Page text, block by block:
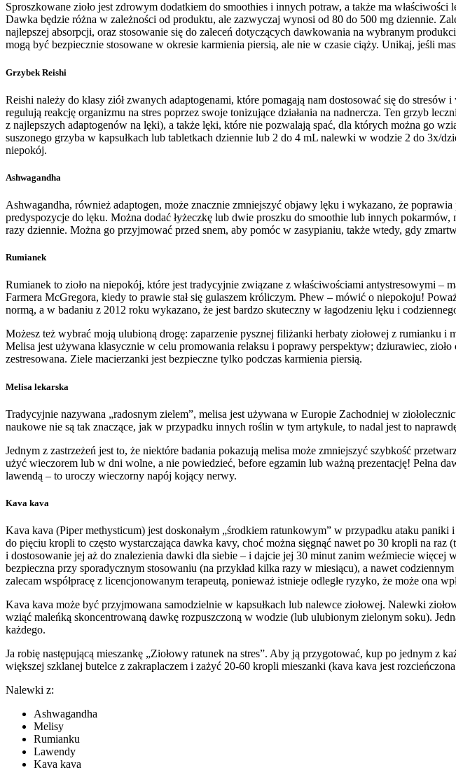
Sproszkowane zioło jest zdrowym dodatkiem do smoothies i innych potraw, a także ma
Dawka będzie różna w zależności od produktu, ale zazwyczaj wynosi od 80 do 500 mg dziennie.
najlepszej absorpcji, oraz stosowanie się do zaleceń dotyczących dawkowania na wybranym
mogą być bezpiecznie stosowane w okresie karmienia piersią, ale nie w czasie ciąży. Unikaj, jeśli
Grzybek Reishi
Reishi należy do klasy ziół zwanych adaptogenami, które pomagają nam dostosować się do
regulują reakcję organizmu na stres poprzez swoje tonizujące działania na nadnercza. Ten grzyb
z najlepszych adaptogenów na lęki), a także lęki, które nie pozwalają spać, dla których można go
suszonego grzyba w kapsułkach lub tabletkach dziennie lub 2 do 4 mL nalewki w wodzie 2 do 3x/
niepokój.
Ashwagandha
Ashwagandha, również adaptogen, może znacznie zmniejszyć objawy lęku i wykazano, że
predyspozycje do lęku. Można dodać łyżeczkę lub dwie proszku do smoothie lub innych
razy dziennie. Można go przyjmować przed snem, aby pomóc w zasypianiu, także wtedy, gdy
Rumianek
Rumianek to zioło na niepokój, które jest tradycyjnie związane z właściwościami antystresowymi
Farmera McGregora, kiedy to prawie stał się gulaszem króliczym. Phew – mówić o niepokoju!
normą, a w badaniu z 2012 roku wykazano, że jest bardzo skuteczny w łagodzeniu lęku i
Możesz też wybrać moją ulubioną drogę: zaparzenie pysznej filiżanki herbaty ziołowej z rumianku
Melisa jest używana klasycznie w celu promowania relaksu i poprawy perspektyw; dziurawiec,
zestresowana. Ziele macierzanki jest bezpieczne tylko podczas karmienia piersią.
Melisa lekarska
Tradycyjnie nazywana „radosnym zielem”, melisa jest używana w Europie Zachodniej w
naukowe nie są tak znaczące, jak w przypadku innych roślin w tym artykule, to nadal jest to
Jednym z zastrzeżeń jest to, że niektóre badania pokazują melisa może zmniejszyć szybkość
użyć wieczorem lub w dni wolne, a nie powiedzieć, before egzamin lub ważną prezentację! Pełna
lawendą – to uroczy wieczorny napój kojący nerwy.
Kava kava
Kava kava (Piper methysticum) jest doskonałym „środkiem ratunkowym” w przypadku ataku
do pięciu kropli to często wystarczająca dawka kavy, choć można sięgnąć nawet po 30 kropli na
i dostosowanie jej aż do znalezienia dawki dla siebie – i dajcie jej 30 minut zanim weźmiecie więcej
bezpieczna przy sporadycznym stosowaniu (na przykład kilka razy w miesiącu), a nawet
zalecam współpracę z licencjonowanym terapeutą, ponieważ istnieje odległe ryzyko, że może ona
Kava kava może być przyjmowana samodzielnie w kapsułkach lub nalewce ziołowej. Nalewki
wziąć maleńką skoncentrowaną dawkę rozpuszczoną w wodzie (lub ulubionym zielonym soku).
każdego.
Ja robię następującą mieszankę „Ziołowy ratunek na stres”. Aby ją przygotować, kup po jednym z
większej szklanej butelce z zakraplaczem i zażyć 20-60 kropli mieszanki (kava kava jest
Nalewki z:
Ashwagandha
Melisy
Rumianku
Lawendy
Kava kava